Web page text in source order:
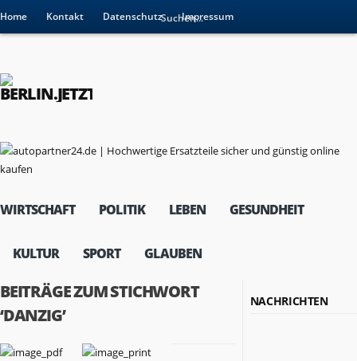
Home Kontakt Datenschutz Impressum
WIRTSCHAFT POLITIK LEBEN GESUNDHEIT
KULTUR SPORT GLAUBEN
BEITRÄGE ZUM STICHWORT
‘DANZIG’
NACHRICHTEN